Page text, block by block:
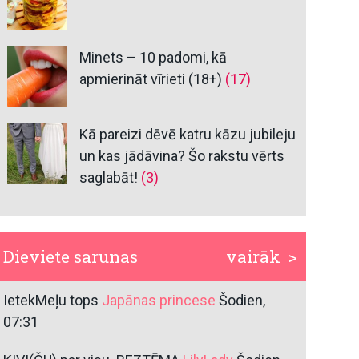
Minets – 10 padomi, kā
apmierināt vīrieti (18+) (17)
Kā pareizi dēvē katru kāzu jubileju
un kas jādāvina? Šo rakstu vērts
saglabāt! (3)
vairāk >
Dieviete sarunas
IetekMeļu tops Japānas princese Šodien,
07:31